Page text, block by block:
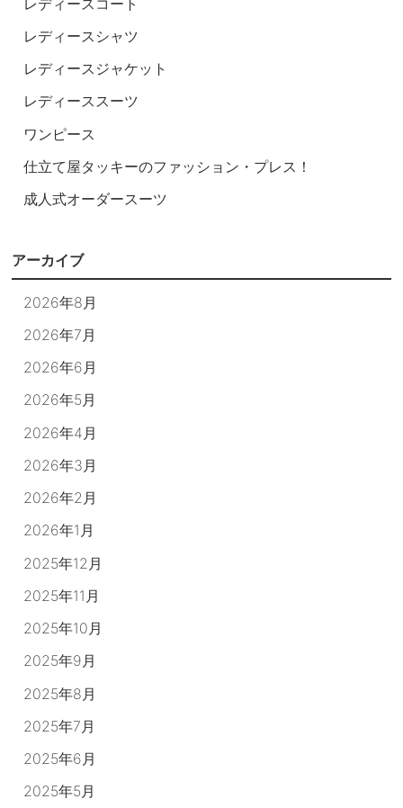
レディースシャツ
レディースジャケット
レディーススーツ
ワンピース
仕立て屋タッキーのファッション・プレス！
成人式オーダースーツ
アーカイブ
2026年8月
2026年7月
2026年6月
2026年5月
2026年4月
2026年3月
2026年2月
2026年1月
2025年12月
2025年11月
2025年10月
2025年9月
2025年8月
2025年7月
2025年6月
2025年5月